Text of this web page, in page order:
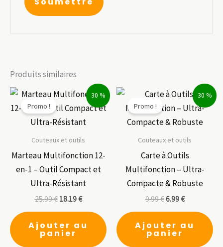
Produits similaires
30 %
Promo !
Couteaux et outils
Marteau Multifonction 12-
en-1 – Outil Compact et
Ultra-Résistant
25.99€ 18.19€
Ajouter au
panier
30 %
Promo !
Couteaux et outils
Carte à Outils
Multifonction – Ultra-
Compacte & Robuste
9.99€6.99€
Ajouter au
panier